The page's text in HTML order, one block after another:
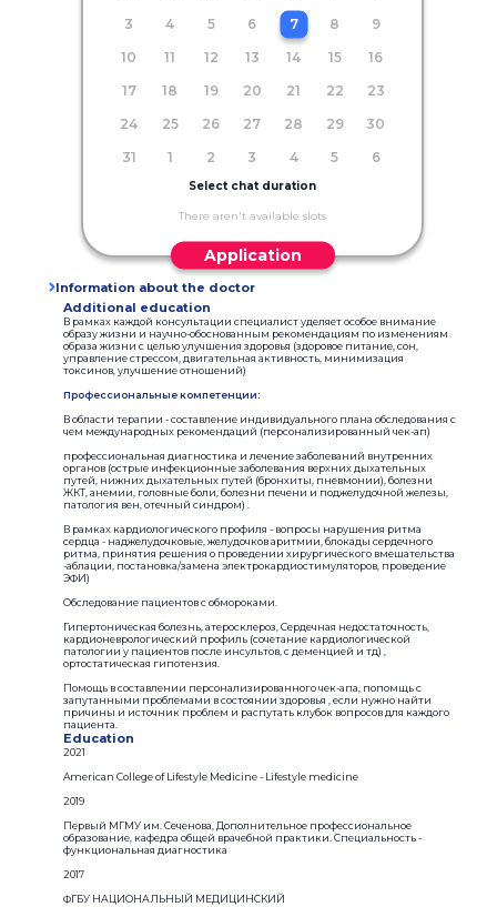
3
4 5 6 7 8
9
10
11 12 13 14 15
16
17
18 19 20 21 22
23
24
25 26 27 28 29
30
31
1 2 3 4 5 6
Select chat duration
There aren't available slots
Application
Information about the doctor
Additional education
В рамках каждой консультации специалист уделяет особое внимание
образу жизни и научно-обоснованным рекомендациям по изменениям
образа жизни с целью улучшения здоровья (здоровое питание, сон,
управление стрессом, двигательная активность, минимизация
токсинов, улучшение отношений)
Профессиональные компетенции:
В области терапии - составление индивидуального плана обследования с
чем международных рекомендаций (персонализированный чек-ап)
профессиональная диагностика и лечение заболеваний внутренних
органов (острые инфекционные заболевания верхних дыхательных
путей, нижних дыхательных путей (бронхиты, пневмонии), болезни
ЖКТ, анемии, головные боли, болезни печени и поджелудочной железы,
патология вен, отечный синдром) .
В рамках кардиологического профиля - вопросы нарушения ритма
сердца - наджелудочковые, желудочков аритмии, блокады сердечного
ритма, принятия решения о проведении хирургического вмешательства
-аблации, постановка/замена электрокардиостимуляторов, проведение
ЭФИ)
Обследование пациентов с обмороками.
Гипертоническая болезнь, атеросклероз, Сердечная недостаточность,
кардионеврологический профиль (сочетание кардиологической
патологии у пациентов после инсультов, с деменцией и тд) ,
ортостатическая гипотензия.
Помощь в составлении персонализированного чек-апа, попомщь с
запутанными проблемами в состоянии здоровья , если нужно найти
причины и источник проблем и распутать клубок вопросов для каждого
пациента.
Education
2021
American College of Lifestyle Medicine - Lifestyle medicine
2019
Первый МГМУ им. Сеченова, Дополнительное профессиональное
образование, кафедра общей врачебной практики. Специальность -
функциональная диагностика
2017
ФГБУ НАЦИОНАЛЬНЫЙ МЕДИЦИНСКИЙ